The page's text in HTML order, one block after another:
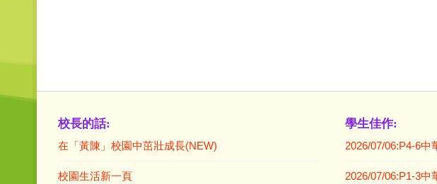
校長的話:
在「黃陳」校園中茁壯成長(NEW)
校園生活新一頁
學生佳作:
2026/07/06:P4-6中
2026/07/06:P1-3中